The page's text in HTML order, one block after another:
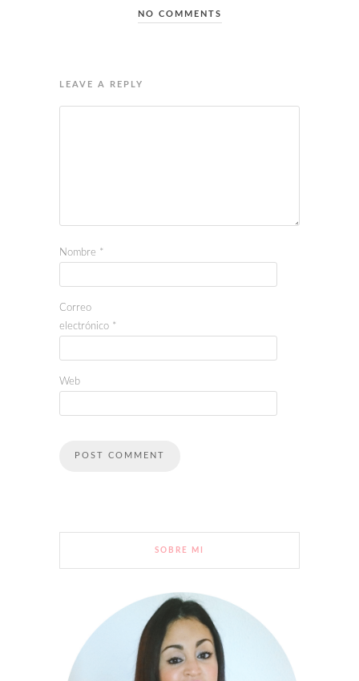
NO COMMENTS
LEAVE A REPLY
Nombre *
Correo
electrónico *
Web
SOBRE MI